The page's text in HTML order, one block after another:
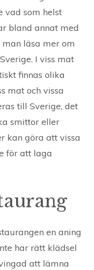
vad som helst
bland annat med
läsa mer om
I viss mat
finnas olika
mat och vissa
till Sverige, det
smittor eller
kan göra att vissa
för att laga
en aning
har rätt klädsel
att lämna